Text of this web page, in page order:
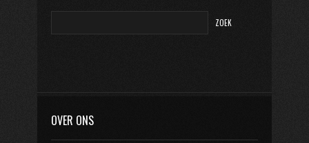
OVER ONS